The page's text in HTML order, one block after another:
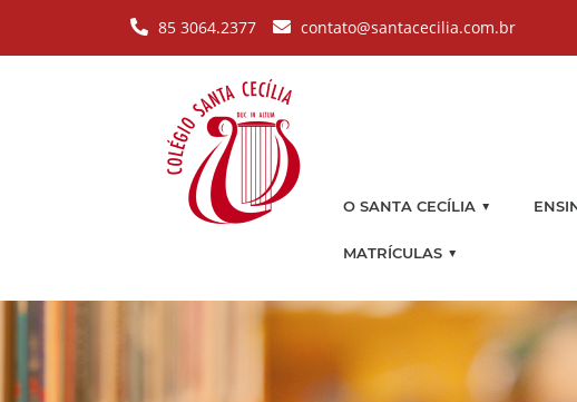
85 3064.2377 contato@santacecilia.com.br
O SANTA CECÍLIA ▼
MATRÍCULAS ▼